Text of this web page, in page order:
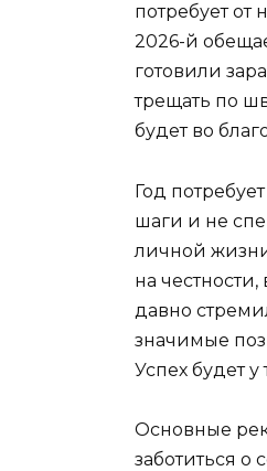
потребует от
2026-й
готовили
трещать по
будет во
Год
шаги и не
личной
на
давно
значимые
Успех будет у
Основные
заботиться о